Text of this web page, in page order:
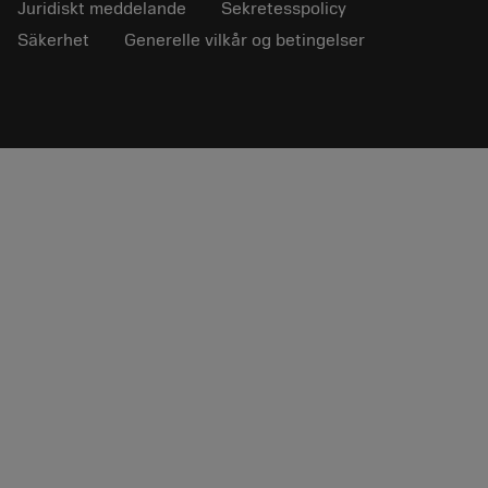
Juridiskt meddelande
Sekretesspolicy
Säkerhet
Generelle vilkår og betingelser